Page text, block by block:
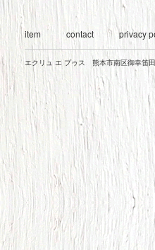
item contact privacy
エクリュ エ プゥス 熊本市南区御幸